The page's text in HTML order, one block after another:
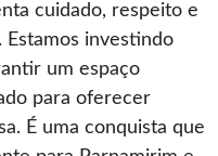
cuidado, respeito e
Estamos investindo
um espaço
para oferecer
É uma conquista que